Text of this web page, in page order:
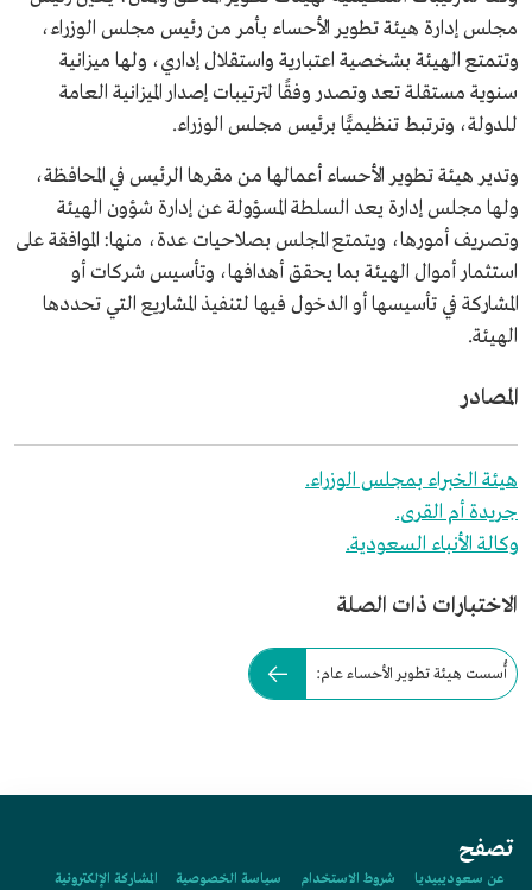
مجلس إدارة هيئة تطوير الأحساء بأمر من رئيس مجلس الوزراء،
وتتمتع الهيئة بشخصية اعتبارية واستقلال إداري، ولها ميزانية
سنوية مستقلة تعد وتصدر وفقًا لترتيبات إصدار الميزانية العامة
للدولة، وترتبط تنظيميًّا برئيس مجلس الوزراء.
وتدير هيئة تطوير الأحساء أعمالها من مقرها الرئيس في المحافظة،
ولها مجلس إدارة يعد السلطة المسؤولة عن إدارة شؤون الهيئة
وتصريف أمورها، ويتمتع المجلس بصلاحيات عدة، منها: الموافقة على
استثمار أموال الهيئة بما يحقق أهدافها، وتأسيس شركات أو
المشاركة في تأسيسها أو الدخول فيها لتنفيذ المشاريع التي تحددها
الهيئة.
المصادر
هيئة الخبراء بمجلس الوزراء.
جريدة أم القرى.
وكالة الأنباء السعودية.
الاختبارات ذات الصلة
أُسست هيئة تطوير الأحساء عام:
تصفح
عن سعوديبيديا شروط الاستخدام سياسة الخصوصية المشاركة الإلكترونية